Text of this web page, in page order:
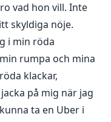
hjärnan ur en.
några
ta en telefon
men jag var
Sir fortfarande
telefonen.
själv för att jag
nu var han borta.
vad hon vill. Inte
skyldiga nöje.
i min röda
rumpa och mina
klackar,
på mig när jag
ta en Uber i